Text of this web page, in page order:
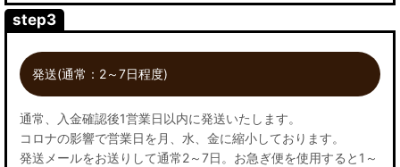
step3
発送(通常：2～7日程度)
通常、入金確認後1営業日以内に発送いたします。
コロナの影響で営業日を月、水、金に縮小しております。
発送メールをお送りして通常2～7日。お急ぎ便を使用すると1～